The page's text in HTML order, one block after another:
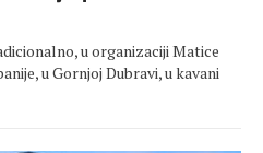
u organizaciji Matice
u Gornjoj Dubravi, u kavani